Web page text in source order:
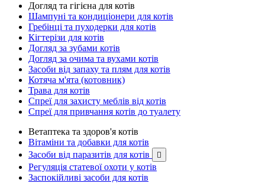
Догляд та гігієна для котів
Шампуні та кондиціонери для котів
Гребінці та пуходерки для котів
Кігтерізи для котів
Догляд за зубами котів
Догляд за очима та вухами котів
Засоби від запаху та плям для котів
Котяча м'ята (котовник)
Трава для котів
Спреї для захисту меблів від котів
Спреї для привчання котів до туалету
Ветаптека та здоров'я котів
Вітаміни та добавки для котів
Засоби від паразитів для котів

Регуляція статевої охоти у котів
Заспокійливі засоби для котів